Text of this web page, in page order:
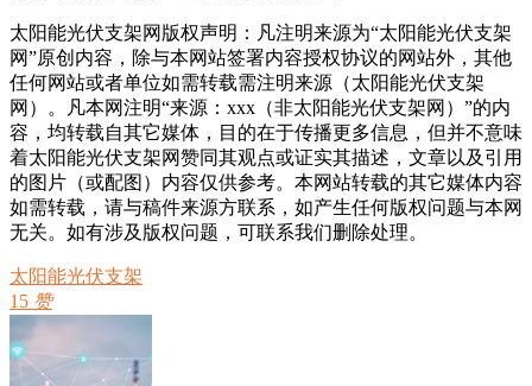
太阳能光伏支架网版权声明：凡注明来源为“太阳能光伏支架
网”原创内容，除与本网站签署内容授权协议的网站外，其他
任何网站或者单位如需转载需注明来源（太阳能光伏支架
网）。凡本网注明“来源：xxx（非太阳能光伏支架网）”的内
容，均转载自其它媒体，目的在于传播更多信息，但并不意味
着太阳能光伏支架网赞同其观点或证实其描述，文章以及引用
的图片（或配图）内容仅供参考。本网站转载的其它媒体内容
如需转载，请与稿件来源方联系，如产生任何版权问题与本网
无关。如有涉及版权问题，可联系我们删除处理。
太阳能光伏支架
15 赞